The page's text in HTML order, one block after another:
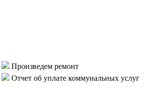
Произведем ремонт
Отчет об уплате коммунальных услуг